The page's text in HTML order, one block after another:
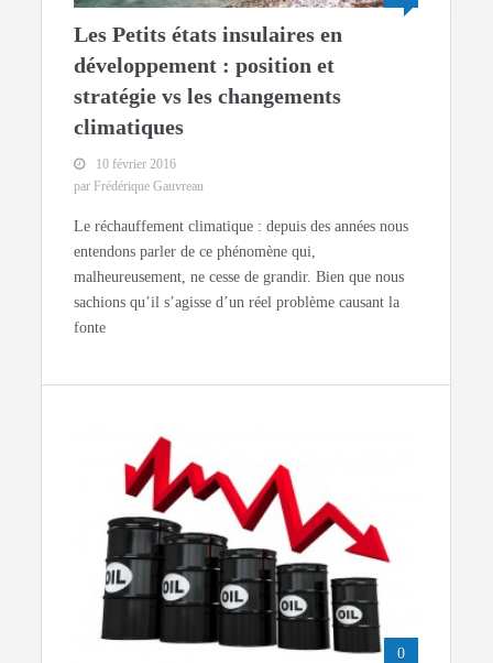
Les Petits états insulaires en
développement : position et
stratégie vs les changements
climatiques
10 février 2016
par Frédérique Gauvreau
Le réchauffement climatique : depuis des années nous
entendons parler de ce phénomène qui,
malheureusement, ne cesse de grandir. Bien que nous
sachions qu’il s’agisse d’un réel problème causant la
fonte
0